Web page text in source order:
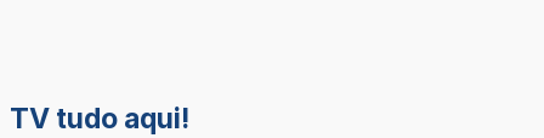
TV tudo aqui!